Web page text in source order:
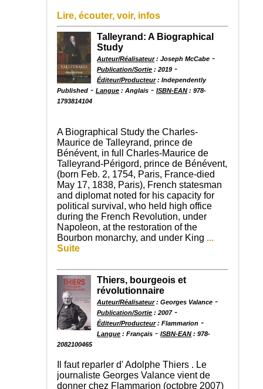
Lire, écouter, voir, infos
Talleyrand: A Biographical
Study
Auteur/Réalisateur: Joseph McCabe -
Publication/Sortie : 2019 -
Éditeur/Producteur: Independently
Published - Langue : Anglais - ISBN-EAN : 978-
1793814104
A Biographical Study the Charles-
Maurice de Talleyrand, prince de
Bénévent, in full Charles-Maurice de
Talleyrand-Périgord, prince de Bénévent,
(born Feb. 2, 1754, Paris, France-died
May 17, 1838, Paris), French statesman
and diplomat noted for his capacity for
political survival, who held high office
during the French Revolution, under
Napoleon, at the restoration of the
Bourbon monarchy, and under King ...
Suite
Thiers, bourgeois et
révolutionnaire
Auteur/Réalisateur: Georges Valance -
Publication/Sortie : 2007-
Éditeur/Producteur: Flammarion -
Langue : Français -ISBN-EAN : 978-
2082100465
Il faut reparler d' Adolphe Thiers . Le
journaliste Georges Valance vient de
donner chez Flammarion (octobre 2007)